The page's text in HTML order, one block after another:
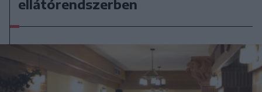
ellátórendszerben